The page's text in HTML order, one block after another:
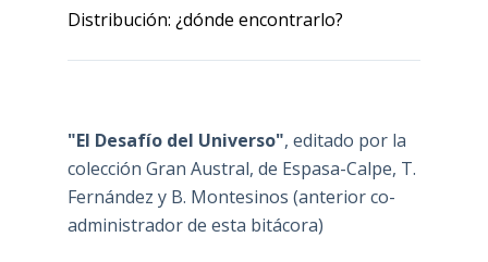
Distribución: ¿dónde encontrarlo?
"El Desafío del Universo", editado por la
colección Gran Austral, de Espasa-Calpe, T.
Fernández y B. Montesinos (anterior co-
administrador de esta bitácora)